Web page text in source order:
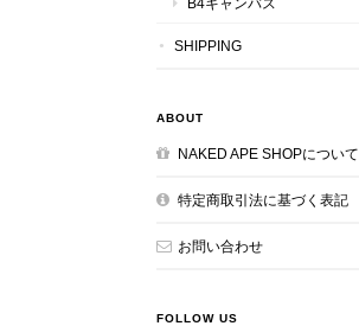
SHIPPING
ABOUT
NAKED APE SHOPについて
特定商取引法に基づく表記
お問い合わせ
FOLLOW US